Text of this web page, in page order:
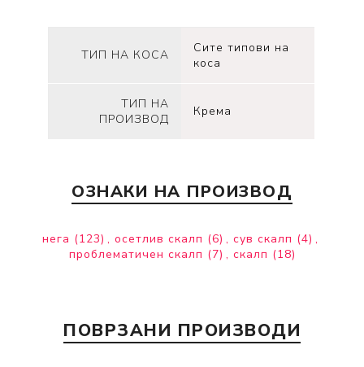
ТИП НА КОСА
Сите типови на
коса
ТИП НА
ПРОИЗВОД
Крема
ОЗНАКИ НА ПРОИЗВОД
нега (123) , осетлив скалп (6) , сув скалп (4) ,
проблематичен скалп (7) , скалп (18)
ПОВРЗАНИ ПРОИЗВОДИ